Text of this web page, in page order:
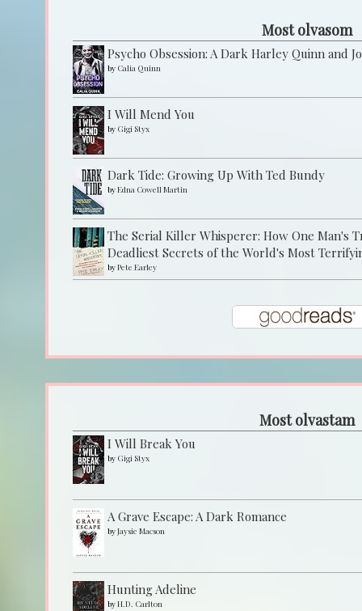
Most olvasom
Psycho Obsession: A Dark Harley Quinn and
by Calia Quinn
I Will Mend You
by Gigi Styx
Dark Tide: Growing Up With Ted Bundy
byEdna Cowell Martin
The Serial Killer Whisperer: How One Man's
Deadliest Secrets of the World's Most
byPete Earley
Most olvastam
I Will Break You
by Gigi Styx
A Grave Escape: A Dark Romance
byJaysie Macson
Hunting Adeline
byH.D. Carlton